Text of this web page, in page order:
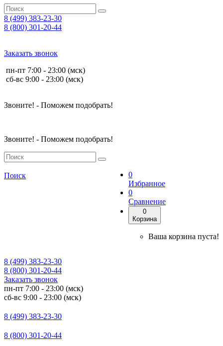
8 (499) 383-23-30
8 (800) 301-20-44
Заказать звонок
пн-пт 7:00 - 23:00 (мск)
сб-вс 9:00 - 23:00 (мск)
Звоните! - Поможем подобрать!
Звоните! - Поможем подобрать!
0
Избранное
0
Сравнение
0
Корзина
Ваша корзина пуста!
Поиск
8 (499) 383-23-30
8 (800) 301-20-44
Заказать звонок
пн-пт 7:00 - 23:00 (мск)
сб-вс 9:00 - 23:00 (мск)
8 (499) 383-23-30
8 (800) 301-20-44